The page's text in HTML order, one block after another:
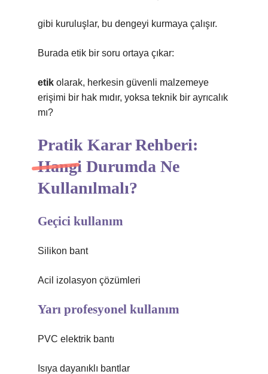
gibi kuruluşlar, bu dengeyi kurmaya çalışır.
Burada etik bir soru ortaya çıkar:
etik olarak, herkesin güvenli malzemeye
erişimi bir hak mıdır, yoksa teknik bir ayrıcalık
mı?
Pratik Karar Rehberi:
Hangi Durumda Ne
Kullanılmalı?
Geçici kullanım
Silikon bant
Acil izolasyon çözümleri
Yarı profesyonel kullanım
PVC elektrik bantı
Isıya dayanıklı bantlar